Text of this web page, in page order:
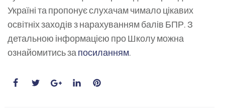
Україні та пропонує слухачам чимало цікавих
освітніх заходів з нарахуванням балів БПР. З
детальною інформацією про Школу можна
ознайомитись за посиланням.